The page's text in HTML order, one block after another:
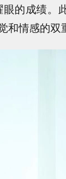
的成绩。
情感的双